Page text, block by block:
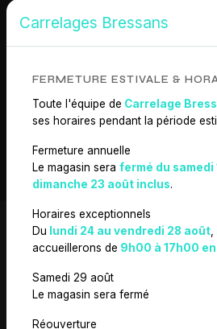
Carrelages Bressans
FERMETURE ESTIVALE &
Toute l'équipe de Carrelage
ses horaires pendant la période
Fermeture annuelle
Le magasin sera fermé du samedi
dimanche 23 août inclus.
Horaires exceptionnels
Du lundi 24 au vendredi 28 août
accueillerons de 9h00 à 17h00
Samedi 29 août
Le magasin sera fermé
Réouverture
EN SAVOIR PLUS
CONTACTEZ-NOUS
N'HÉSITEZ